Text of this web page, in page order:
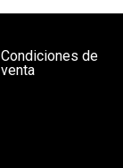
Condiciones de
venta